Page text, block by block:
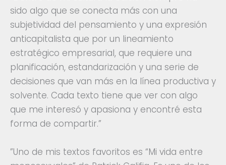
sido algo que se conecta más con una
subjetividad del pensamiento y una expresión
anticapitalista que por un lineamiento
estratégico empresarial, que requiere una
planificación, estandarización y una serie de
decisiones que van más en la línea productiva y
solvente. Cada texto tiene que ver con algo
que me interesó y apasiona y encontré esta
forma de compartir.”
”Uno de mis textos favoritos es “Mi vida entre